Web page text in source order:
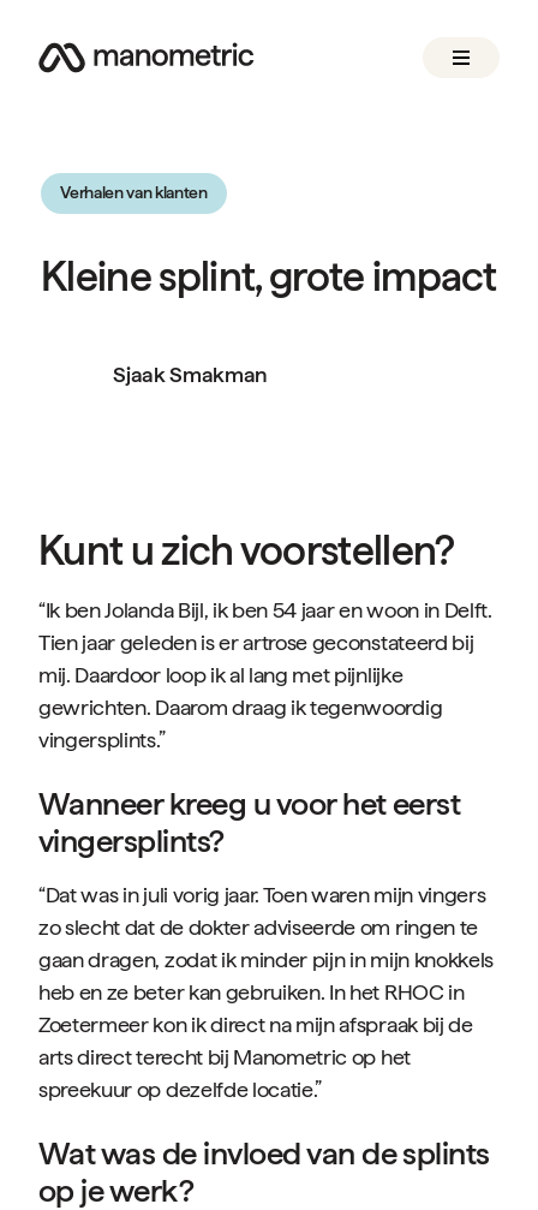
Verhalen van klanten
Kleine splint, grote impact
Sjaak Smakman
Kunt u zich voorstellen?
“Ik ben Jolanda Bijl, ik ben 54 jaar en woon in Delft.
Tien jaar geleden is er artrose geconstateerd bij
mij. Daardoor loop ik al lang met pijnlijke
gewrichten. Daarom draag ik tegenwoordig
vingersplints.”
Wanneer kreeg u voor het eerst
vingersplints?
“Dat was in juli vorig jaar. Toen waren mijn vingers
zo slecht dat de dokter adviseerde om ringen te
gaan dragen, zodat ik minder pijn in mijn knokkels
heb en ze beter kan gebruiken. In het RHOC in
Zoetermeer kon ik direct na mijn afspraak bij de
arts direct terecht bij Manometric op het
spreekuur op dezelfde locatie.”
Wat was de invloed van de splints
op je werk?